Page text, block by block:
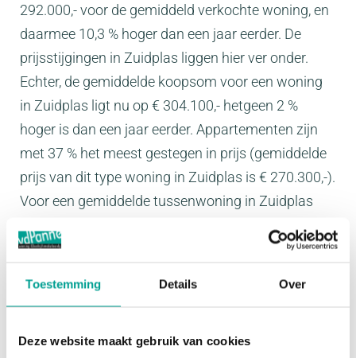
Toestemming Details Over
Deze website maakt gebruik van cookies
292.000,- voor de gemiddeld verkochte woning, en
daarmee 10,3 % hoger dan een jaar eerder. De
prijsstijgingen in Zuidplas liggen hier ver onder.
Echter, de gemiddelde koopsom voor een woning
in Zuidplas ligt nu op € 304.100,- hetgeen 2 %
hoger is dan een jaar eerder. Appartementen zijn
met 37 % het meest gestegen in prijs (gemiddelde
prijs van dit type woning in Zuidplas is € 270.300,-).
Voor een gemiddelde tussenwoning in Zuidplas
Voor een starter is dit echter moeilijk op te brengen,
232.000,- wat bereikbaar is bij een jaarinkomen
bedrag kunt aanschaffen wordt dan ook snel